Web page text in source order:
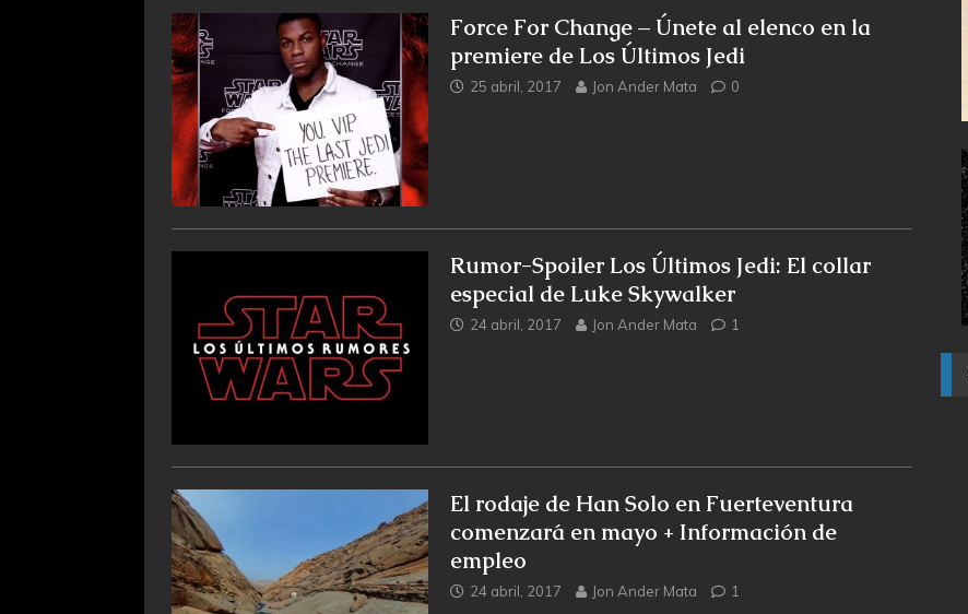
Force For Change – Únete al elenco en la
premiere de Los Últimos Jedi
25 abril, 2017 Jon Ander Mata 0
Rumor-Spoiler Los Últimos Jedi: El collar
especial de Luke Skywalker
24 abril, 2017 Jon Ander Mata 1
El rodaje de Han Solo en Fuerteventura
comenzará en mayo + Información de
empleo
24 abril, 2017 Jon Ander Mata 1